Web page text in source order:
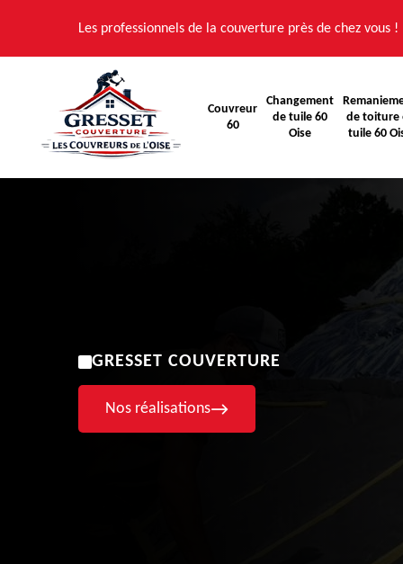
Les professionnels de la couverture près de chez vous !
Couvreur
60
Changement
de tuile 60
Oise
de toiture
tuile 60
GRESSET COUVERTURE
Nos réalisations